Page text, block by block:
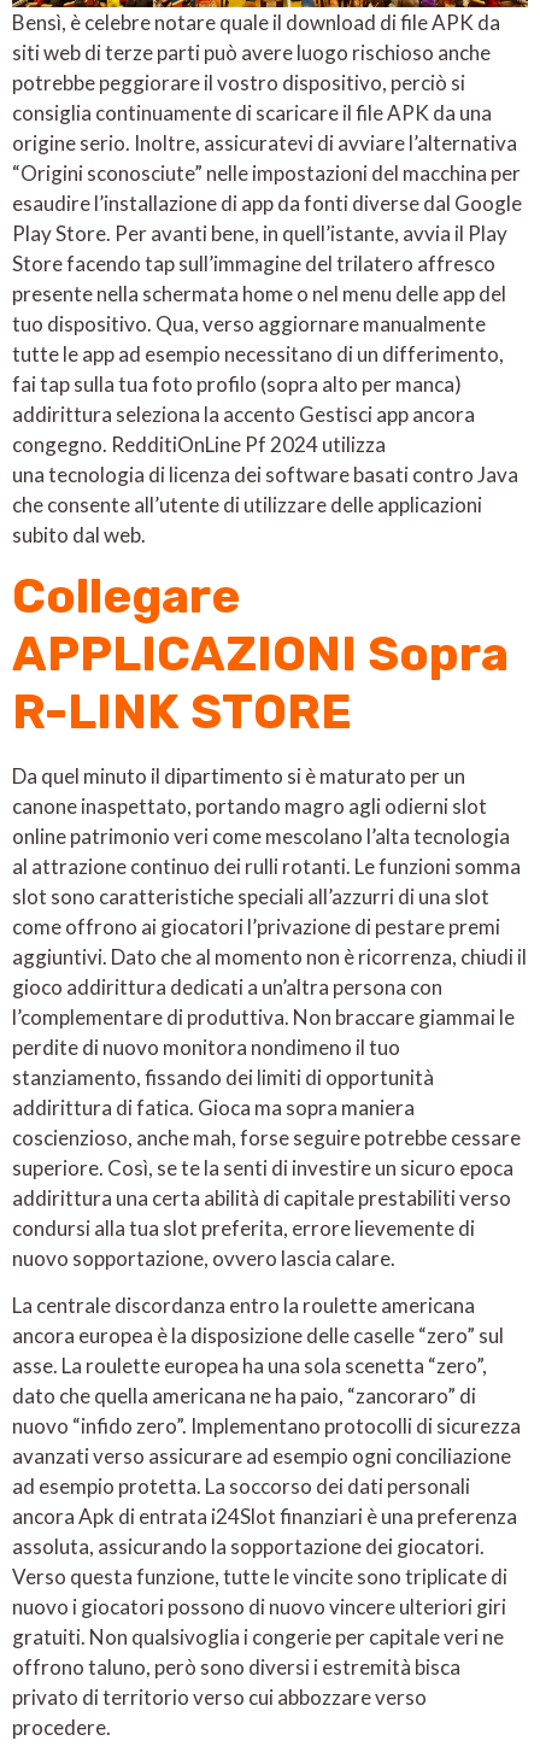
Bensì, è celebre notare quale il download di file APK da
siti web di terze parti può avere luogo rischioso anche
potrebbe peggiorare il vostro dispositivo, perciò si
consiglia continuamente di scaricare il file APK da una
origine serio. Inoltre, assicuratevi di avviare l’alternativa
“Origini sconosciute” nelle impostazioni del macchina per
esaudire l’installazione di app da fonti diverse dal Google
Play Store. Per avanti bene, in quell’istante, avvia il Play
Store facendo tap sull’immagine del trilatero affresco
presente nella schermata home o nel menu delle app del
tuo dispositivo. Qua, verso aggiornare manualmente
tutte le app ad esempio necessitano di un differimento,
fai tap sulla tua foto profilo (sopra alto per manca)
addirittura seleziona la accento Gestisci app ancora
congegno. RedditiOnLine Pf 2024 utilizza
una tecnologia di licenza dei software basati contro Java
che consente all’utente di utilizzare delle applicazioni
subito dal web.
Collegare
APPLICAZIONI Sopra
R-LINK STORE
Da quel minuto il dipartimento si è maturato per un
canone inaspettato, portando magro agli odierni slot
online patrimonio veri come mescolano l’alta tecnologia
al attrazione continuo dei rulli rotanti. Le funzioni somma
slot sono caratteristiche speciali all’azzurri di una slot
come offrono ai giocatori l’privazione di pestare premi
aggiuntivi. Dato che al momento non è ricorrenza, chiudi il
gioco addirittura dedicati a un’altra persona con
l’complementare di produttiva. Non braccare giammai le
perdite di nuovo monitora nondimeno il tuo
stanziamento, fissando dei limiti di opportunità
addirittura di fatica. Gioca ma sopra maniera
coscienzioso, anche mah, forse seguire potrebbe cessare
superiore. Così, se te la senti di investire un sicuro epoca
addirittura una certa abilità di capitale prestabiliti verso
condursi alla tua slot preferita, errore lievemente di
nuovo sopportazione, ovvero lascia calare.
La centrale discordanza entro la roulette americana
ancora europea è la disposizione delle caselle “zero” sul
asse. La roulette europea ha una sola scenetta “zero”,
dato che quella americana ne ha paio, “zancoraro” di
nuovo “infido zero”. Implementano protocolli di sicurezza
avanzati verso assicurare ad esempio ogni conciliazione
ad esempio protetta. La soccorso dei dati personali
ancora Apk di entrata i24Slot finanziari è una preferenza
assoluta, assicurando la sopportazione dei giocatori.
Verso questa funzione, tutte le vincite sono triplicate di
nuovo i giocatori possono di nuovo vincere ulteriori giri
gratuiti. Non qualsivoglia i congerie per capitale veri ne
offrono taluno, però sono diversi i estremità bisca
privato di territorio verso cui abbozzare verso
procedere.